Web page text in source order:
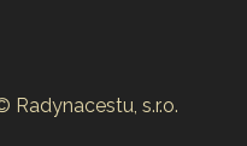
Radynacestu, s.r.o.